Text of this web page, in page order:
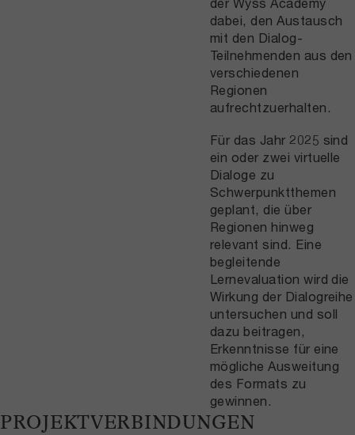
dabei, den Austausch
mit den Dialog-
Teilnehmenden aus den
verschiedenen
Regionen
aufrechtzuerhalten.
Für das Jahr 2025 sind
ein oder zwei virtuelle
Dialoge zu
Schwerpunktthemen
geplant, die über
Regionen hinweg
relevant sind. Eine
begleitende
Lernevaluation wird die
Wirkung der Dialogreihe
untersuchen und soll
dazu beitragen,
Erkenntnisse für eine
mögliche Ausweitung
des Formats zu
gewinnen.
PROJEKTVERBINDUNGEN